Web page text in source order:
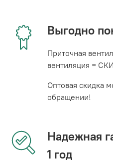
Выгодно
Приточная
вентиляция =
Оптовая скидка
обращении!
Надежная
1 год